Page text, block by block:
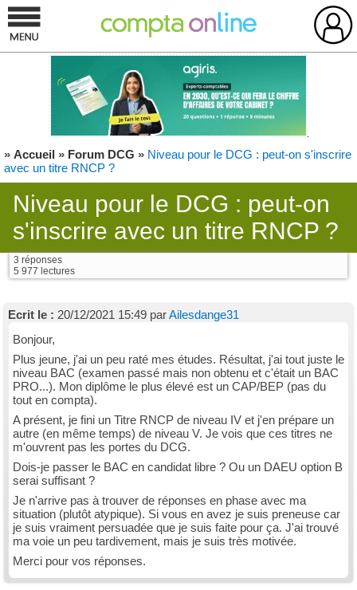
» Accueil » Forum DCG » Niveau pour le DCG : peut-on s'inscrire
avec un titre RNCP ?
Niveau pour le DCG : peut-on
s'inscrire avec un titre RNCP ?
3 réponses
5 977 lectures
Ecrit le : 20/12/2021 15:49 parAilesdange31
Bonjour,
Plus jeune, j'ai un peu raté mes études. Résultat, j'ai tout juste le
niveau BAC (examen passé mais non obtenu et c'était un BAC
PRO...). Mon diplôme le plus élevé est un CAP/BEP (pas du
tout en compta).
A présent, je fini un Titre RNCP de niveau IV et j'en prépare un
autre (en même temps) de niveau V. Je vois que ces titres ne
m'ouvrent pas les portes du DCG.
Dois-je passer le BAC en candidat libre ? Ou un DAEU option B
serai suffisant ?
Je n'arrive pas à trouver de réponses en phase avec ma
situation (plutôt atypique). Si vous en avez je suis preneuse car
je suis vraiment persuadée que je suis faite pour ça. J'ai trouvé
ma voie un peu tardivement, mais je suis très motivée.
Merci pour vos réponses.